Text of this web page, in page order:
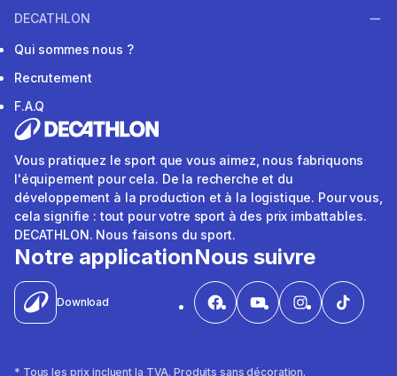
DECATHLON
Qui sommes nous ?
Recrutement
F.A.Q
Vous pratiquez le sport que vous aimez, nous fabriquons
l'équipement pour cela. De la recherche et du
développement à la production et à la logistique. Pour vous,
cela signifie : tout pour votre sport à des prix imbattables.
DECATHLON. Nous faisons du sport.
Notre application
Download
Nous suivre
* Tous les prix incluent la TVA. Produits sans décoration.